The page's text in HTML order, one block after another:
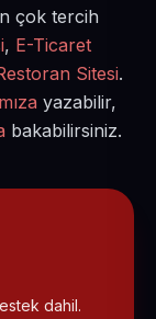
çok tercih
, E-Ticaret
Sitesi.
yazabilir,
bakabilirsiniz.
dahil.